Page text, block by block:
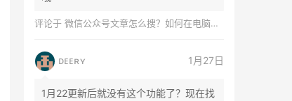
评论于 微信公众号文章怎么搜？如何在电脑上搜索公众号文章？
ᴅᴇᴇʀʏ 1月27日
1月22更新后就没有这个功能了？现在找